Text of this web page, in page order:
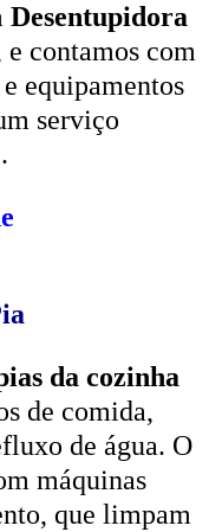
Desentupidora
e contamos com
equipamentos
serviço
da cozinha
de comida,
de água. O
máquinas
que limpam